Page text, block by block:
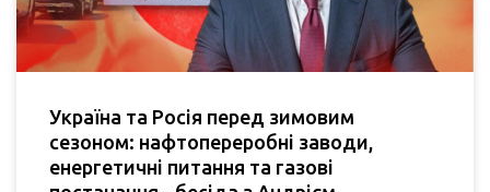
Україна та Росія перед зимовим
сезоном: нафтопереробні заводи,
енергетичні питання та газові